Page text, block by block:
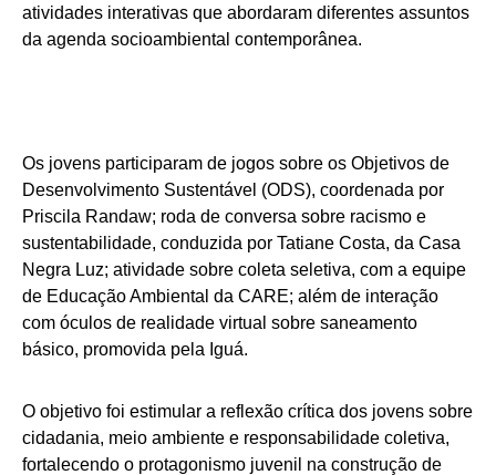
atividades interativas que abordaram diferentes assuntos
da agenda socioambiental contemporânea.
Os jovens participaram de jogos sobre os Objetivos de
Desenvolvimento Sustentável (ODS), coordenada por
Priscila Randaw; roda de conversa sobre racismo e
sustentabilidade, conduzida por Tatiane Costa, da Casa
Negra Luz; atividade sobre coleta seletiva, com a equipe
de Educação Ambiental da CARE; além de interação
com óculos de realidade virtual sobre saneamento
básico, promovida pela Iguá.
O objetivo foi estimular a reflexão crítica dos jovens sobre
cidadania, meio ambiente e responsabilidade coletiva,
fortalecendo o protagonismo juvenil na construção de